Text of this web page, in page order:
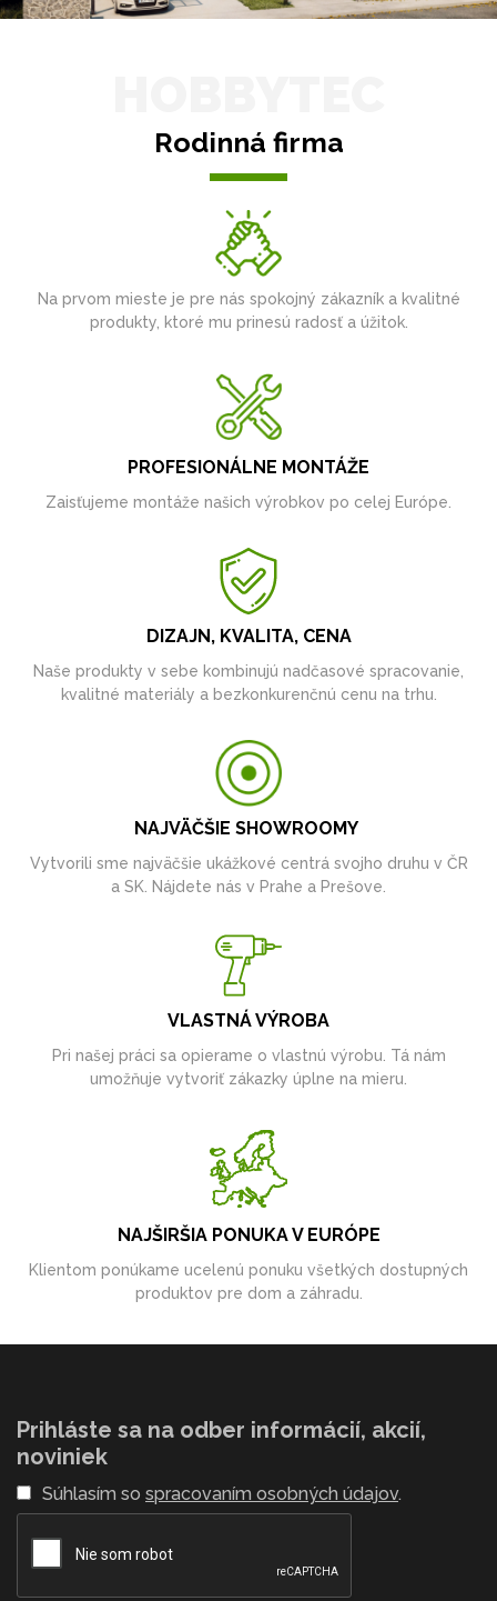
Rodinná firma
Na prvom mieste je pre nás spokojný zákazník a kvalitné
produkty, ktoré mu prinesú radosť a úžitok.
PROFESIONÁLNE MONTÁŽE
Zaisťujeme montáže našich výrobkov po celej Európe.
DIZAJN, KVALITA, CENA
Naše produkty v sebe kombinujú nadčasové spracovanie,
kvalitné materiály a bezkonkurenčnú cenu na trhu.
NAJVÄČŠIE SHOWROOMY
Vytvorili sme najväčšie ukážkové centrá svojho druhu v ČR
a SK. Nájdete nás v Prahe a Prešove.
VLASTNÁ VÝROBA
Pri našej práci sa opierame o vlastnú výrobu. Tá nám
umožňuje vytvoriť zákazky úplne na mieru.
NAJŠIRŠIA PONUKA V EURÓPE
Klientom ponúkame ucelenú ponuku všetkých dostupných
produktov pre dom a záhradu.
Prihláste sa na odber informácií, akcií,
noviniek
Súhlasím so spracovaním osobných údajov.